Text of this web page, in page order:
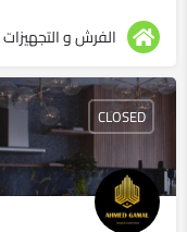
الفرش و التجهيزات
CLOSED